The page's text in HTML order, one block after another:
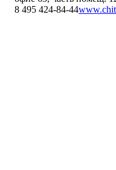
8 495 424-84-44